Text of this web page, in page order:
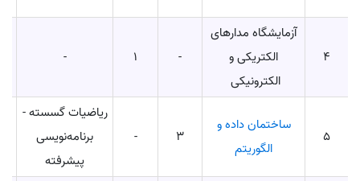
4
آزمایشگاه مدارهای
الکتریکی و
الکترونیکی
-
1
-
5
ساختمان داده و
الگوریتم
3
-
ریاضیات گسسته -
برنامه‌نویسی
پیشرفته